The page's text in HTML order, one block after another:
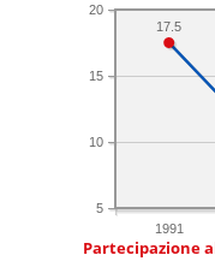
1991
5
10
15
20
17.5
Partecipazione